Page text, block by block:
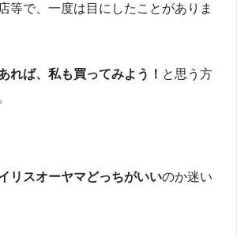
等で、一度は目にしたことがありま
れば、私も買ってみよう！ と思う方
リスオーヤマどっちがいいのか迷い